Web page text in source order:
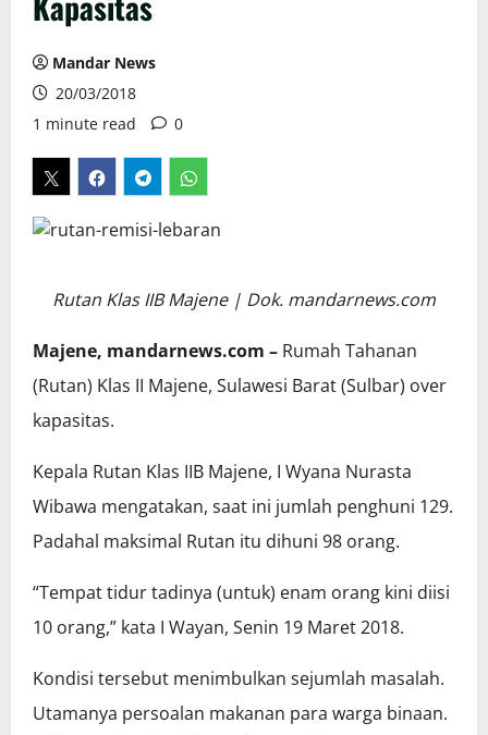
Mandar News
20/03/2018
1 minute read
0
Rutan Klas IIB Majene | Dok. mandarnews.com
Majene, mandarnews.com – Rumah Tahanan
(Rutan) Klas II Majene, Sulawesi Barat (Sulbar) over
kapasitas.
Kepala Rutan Klas IIB Majene, I Wyana Nurasta
Wibawa mengatakan, saat ini jumlah penghuni 129.
Padahal maksimal Rutan itu dihuni 98 orang.
“Tempat tidur tadinya (untuk) enam orang kini diisi
10 orang,” kata I Wayan, Senin 19 Maret 2018.
Kondisi tersebut menimbulkan sejumlah masalah.
Utamanya persoalan makanan para warga binaan.